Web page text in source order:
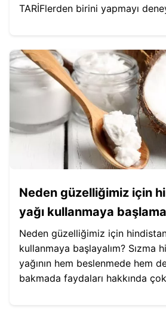
TARİFlerden birini yapmayı
Neden güzelliğimiz için
yağı kullanmaya
Neden güzelliğimiz için
kullanmaya başlayalım? Sızma
yağının hem beslenmede hem
bakmada faydaları hakkında